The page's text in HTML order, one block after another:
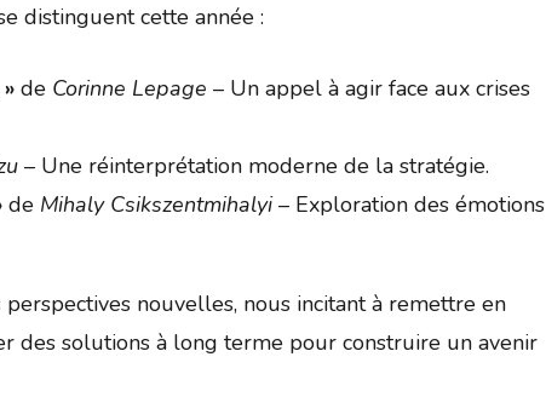
distinguent cette année :
de Corinne Lepage – Un appel à agir face aux crises
– Une réinterprétation moderne de la stratégie.
de Mihaly Csikszentmihalyi– Exploration des émotions
nouvelles, nous incitant à remettre en
des solutions à long terme pour construire un avenir